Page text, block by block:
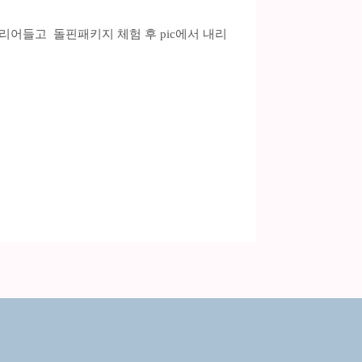
어들고 돌핀패키지 체험 후 pic에서 내리